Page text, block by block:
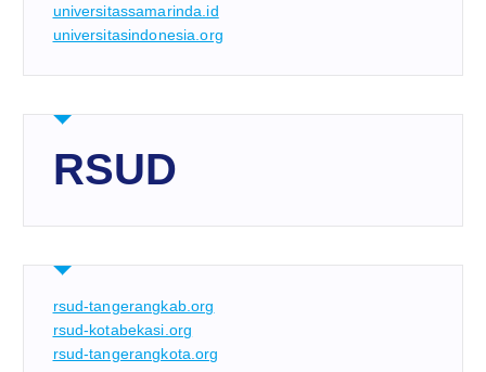
universitassamarinda.id
universitasindonesia.org
RSUD
rsud-tangerangkab.org
rsud-kotabekasi.org
rsud-tangerangkota.org